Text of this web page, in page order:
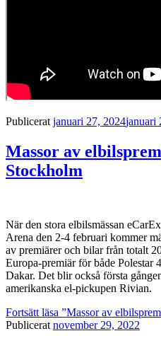
Publicerat januari 27, 2024januari
Massor av
Stockholm
När den stora elbilsmässan
Arena den 2-4 februari kommer
av premiärer och bilar från totalt
Europa-premiär för både Polestar
Dakar. Det blir också första
amerikanska el-pickupen Rivian.
Fortsätt läsa ”Massor av
Publicerat november 29, 2022